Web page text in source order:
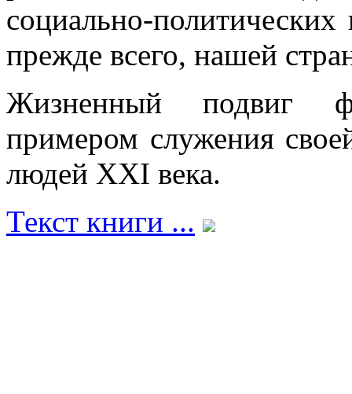
социально-
прежде всего, нашей
Жизненный подвиг
примером служения
людей XXI века.
Текст книги ...